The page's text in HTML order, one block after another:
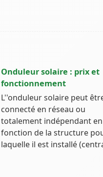
Onduleur solaire : prix et
fonctionnement
L''onduleur solaire peut
connecté en réseau ou
totalement indépendant en
fonction de la structure
laquelle il est installé